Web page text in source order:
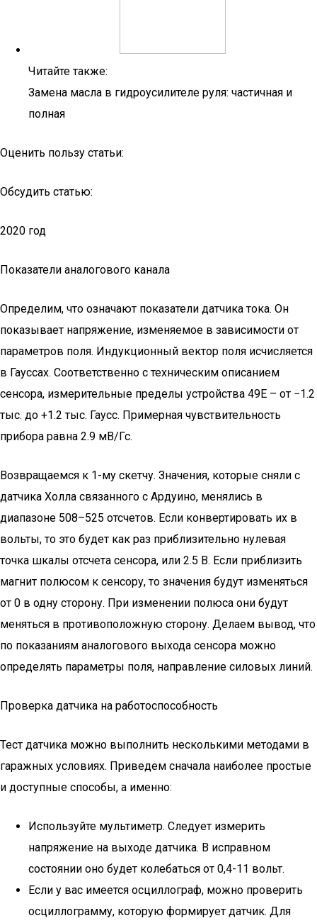
Читайте также:
Замена масла в гидроусилителе руля: частичная и
полная
Оценить пользу статьи:
Обсудить статью:
2020 год
Показатели аналогового канала
Определим, что означают показатели датчика тока. Он
показывает напряжение, изменяемое в зависимости от
параметров поля. Индукционный вектор поля исчисляется
в Гауссах. Соответственно с техническим описанием
сенсора, измерительные пределы устройства 49Е – от −1.2
тыс. до +1.2 тыс. Гаусс. Примерная чувствительность
прибора равна 2.9 мВ/Гс.
Возвращаемся к 1-му скетчу. Значения, которые сняли с
датчика Холла связанного с Ардуино, менялись в
диапазоне 508–525 отсчетов. Если конвертировать их в
вольты, то это будет как раз приблизительно нулевая
точка шкалы отсчета сенсора, или 2.5 В. Если приблизить
магнит полюсом к сенсору, то значения будут изменяться
от 0 в одну сторону. При изменении полюса они будут
меняться в противоположную сторону. Делаем вывод, что
по показаниям аналогового выхода сенсора можно
определять параметры поля, направление силовых линий.
Проверка датчика на работоспособность
Тест датчика можно выполнить несколькими методами в
гаражных условиях. Приведем сначала наиболее простые
и доступные способы, а именно:
Используйте мультиметр. Следует измерить
напряжение на выходе датчика. В исправном
состоянии оно будет колебаться от 0,4-11 вольт.
Если у вас имеется осциллограф, можно проверить
осциллограмму, которую формирует датчик. Для